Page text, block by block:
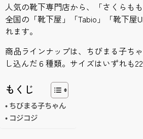
人気の靴下専門店から、「さくらも
全国の「靴下屋」「Tabio」「靴下屋
れます。
商品ラインナップは、ちびまる子ち
し込んだ６種類。サイズはいずれも
もくじ
ちびまる子ちゃん
コジコジ